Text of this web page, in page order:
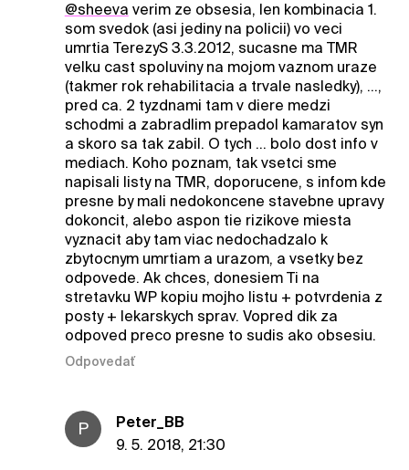
@sheeva verim ze obsesia, len kombinacia 1.
som svedok (asi jediny na policii) vo veci
umrtia TerezyS 3.3.2012, sucasne ma TMR
velku cast spoluviny na mojom vaznom uraze
(takmer rok rehabilitacia a trvale nasledky), ...,
pred ca. 2 tyzdnami tam v diere medzi
schodmi a zabradlim prepadol kamaratov syn
a skoro sa tak zabil. O tych ... bolo dost info v
mediach. Koho poznam, tak vsetci sme
napisali listy na TMR, doporucene, s infom kde
presne by mali nedokoncene stavebne upravy
dokoncit, alebo aspon tie rizikove miesta
vyznacit aby tam viac nedochadzalo k
zbytocnym umrtiam a urazom, a vsetky bez
odpovede. Ak chces, donesiem Ti na
stretavku WP kopiu mojho listu + potvrdenia z
posty + lekarskych sprav. Vopred dik za
odpoved preco presne to sudis ako obsesiu.
Odpovedať
P
Peter_BB
9. 5. 2018, 21:30